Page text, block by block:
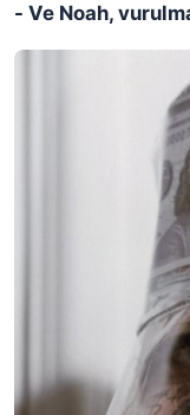
- Ve Noah,